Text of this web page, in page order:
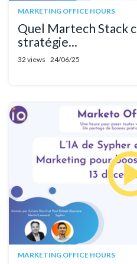
MARKETING OFFICE HOURS
Quel Martech Stack
stratégie...
32 views 24/06/25
MARKETING OFFICE HOURS